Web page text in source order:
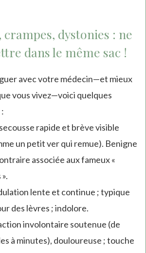
dystonies : ne
dans le même sac !
avec votre médecin—et mieux
vous vivez—voici quelques
rapide et brève visible
un petit ver qui remue). Benigne
associée aux fameux «
lente et continue ; typique
des lèvres ; indolore.
involontaire soutenue (de
à minutes), douloureuse ; touche